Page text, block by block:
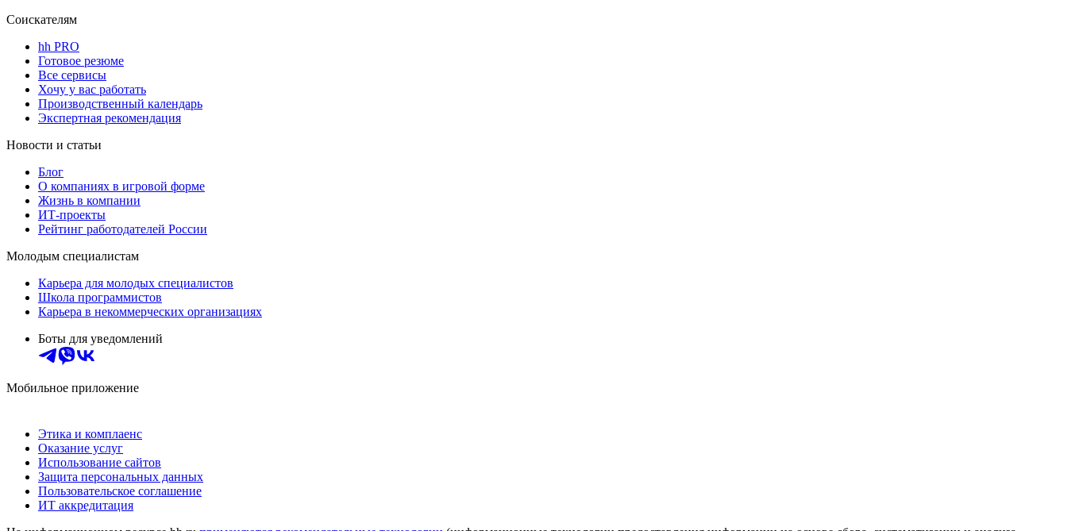
Соискателям
hh PRO
Готовое резюме
Все сервисы
Хочу у вас работать
Производственный календарь
Экспертная рекомендация
Новости и статьи
Блог
О компаниях в игровой форме
Жизнь в компании
ИТ-проекты
Рейтинг работодателей России
Молодым специалистам
Карьера для молодых специалистов
Школа программистов
Карьера в некоммерческих организациях
Боты для уведомлений
Мобильное приложение
Этика и комплаенс
Оказание услуг
Использование сайтов
Защита персональных данных
Пользовательское соглашение
ИТ аккредитация